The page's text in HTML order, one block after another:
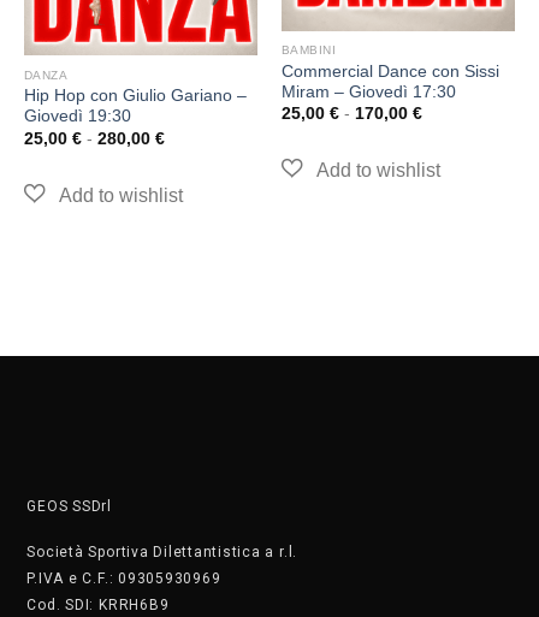
DANZA
Hip Hop con Giulio Gariano –
Giovedì 19:30
25,00 € - 280,00 €
BAMBINI
Commercial Dance con Sissi
Miram – Giovedì 17:30
25,00 € - 170,00 €
GEOS SSDrl
Società Sportiva Dilettantistica a r.l.
P.IVA e C.F.: 09305930969
Cod. SDI: KRRH6B9